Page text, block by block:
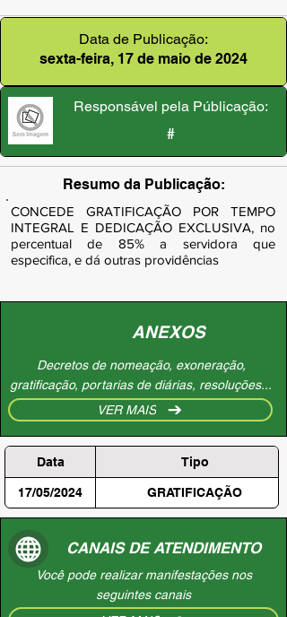
Data de Publicação:
sexta-feira, 17 de maio de 2024
Responsável pela Públicação:
#
Resumo da Publicação:
CONCEDE GRATIFICAÇÃO POR TEMPO
INTEGRAL E DEDICAÇÃO EXCLUSIVA, no
percentual de 85% a servidora que
especifica, e dá outras providências
ANEXOS
Decretos de nomeação, exoneração,
gratificação, portarias de diárias, resoluções...
VER MAIS
Data Tipo
17/05/2024 GRATIFICAÇÃO
CANAIS DE ATENDIMENTO
Você pode realizar manifestações nos
seguintes canais